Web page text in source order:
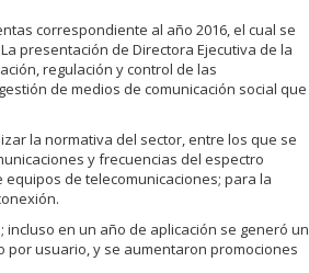
correspondiente al año 2016, el cual se
presentación de Directora Ejecutiva de la
regulación y control de las
de medios de comunicación social que
la normativa del sector, entre los que se
y frecuencias del espectro
de telecomunicaciones; para la
en un año de aplicación se generó un
usuario, y se aumentaron promociones